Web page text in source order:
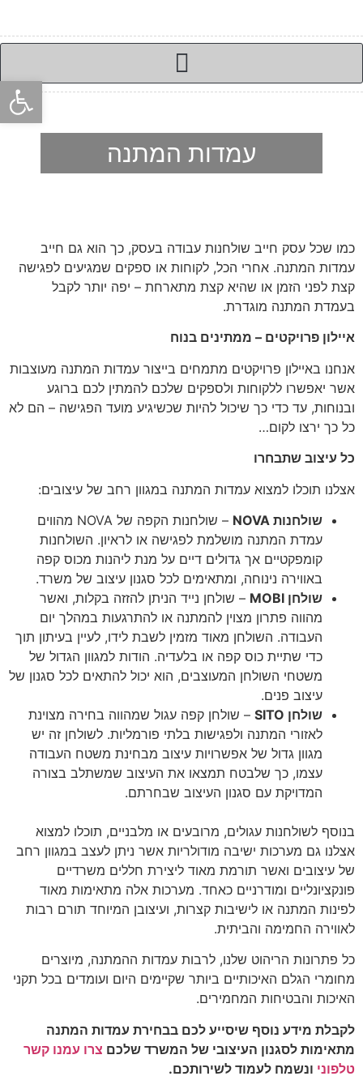
פתח
עמדות המתנה
כמו שכל עסק חייב שולחנות עבודה בעסק, כך הוא גם חייב
עמדות המתנה. אחרי הכל, לקוחות או ספקים שמגיעים לפגישה
קצת לפני הזמן או שהיא קצת מתארחת – יפה יותר לקבל
בעמדת המתנה מוגדרת.
איילון פרויקטים – ממתינים בנוח
אנחנו באיילון פרויקטים מתמחים בייצור עמדות המתנה מעוצבות
אשר יאפשרו ללקוחות ולספקים שלכם להמתין לכם ברוגע
ובנוחות, עד כדי כך שיכול להיות שכשיגיע מועד הפגישה – הם לא
כל כך ירצו לקום…
כל עיצוב שתבחרו
אצלנו תוכלו למצוא עמדות המתנה במגוון רחב של עיצובים:
שולחנות NOVA
– שולחנות הקפה של NOVA מהווים
עמדת המתנה מושלמת לפגישה או לראיון. השולחנות
קומפקטיים אך גדולים דיים על מנת ליהנות מכוס קפה
באווירה נינוחה, ומתאימים לכל סגנון עיצוב של משרד.
שולחן MOBI – שולחן נייד הניתן להזזה בקלות, ואשר
מהווה פתרון מצוין להמתנה או להתרגעות במהלך יום
העבודה. השולחן מאוד מזמין לשבת לידו, לעיין בעיתון תוך
כדי שתיית כוס קפה או בלעדיה. הודות למגוון הגדול של
משטחי השולחן המעוצבים, הוא יכול להתאים לכל סגנון של
עיצוב פנים.
שולחן SITO – שולחן קפה עגול שמהווה בחירה מצוינת
לאזורי המתנה ולפגישות בלתי פורמליות. לשולחן זה יש
מגוון גדול של אפשרויות עיצוב מבחינת משטח העבודה
עצמו, כך שלבטח תמצאו את העיצוב שמשתלב בצורה
המדויקת עם סגנון העיצוב שבחרתם.
בנוסף לשולחנות עגולים, מרובעים או מלבניים, תוכלו למצוא
אצלנו גם מערכות ישיבה מודולריות אשר ניתן לעצב במגוון רחב
של עיצובים ואשר תורמת מאוד ליצירת חללים משרדיים
פונקציונליים ומודרניים כאחד. מערכות אלה מתאימות מאוד
לפינות המתנה או לישיבות קצרות, ועיצובן המיוחד תורם רבות
לאווירה החמימה והביתית.
כל פתרונות הריהוט שלנו, לרבות עמדות ההמתנה, מיוצרים
מחומרי הגלם האיכותיים ביותר שקיימים היום ועומדים בכל תקני
האיכות והבטיחות המחמירים.
לקבלת מידע נוסף שיסייע לכם בבחירת עמדות המתנה
מתאימות לסגנון העיצובי של המשרד שלכם צרו עמנו קשר
טלפוני ונשמח לעמוד לשירותכם.